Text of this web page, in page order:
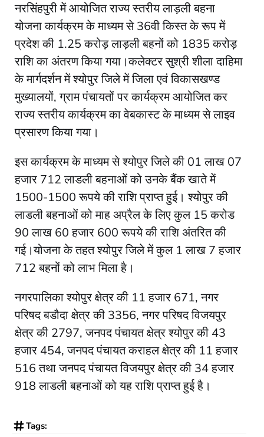
नरसिंहपुरी में आयोजित राज्य स्तरीय लाड़ली बहना
योजना कार्यक्रम के माध्यम से 36वी किस्त के रूप में
प्रदेश की 1.25 करोड़ लाड़ली बहनों को 1835 करोड़
राशि का अंतरण किया गया।कलेक्टर सुश्री शीला दाहिमा
के मार्गदर्शन में श्योपुर जिले में जिला एवं विकासखण्ड
मुख्यालयों, ग्राम पंचायतों पर कार्यक्रम आयोजित कर
राज्य स्तरीय कार्यक्रम का वेबकास्ट के माध्यम से लाइव
प्रसारण किया गया।
इस कार्यक्रम के माध्यम से श्योपुर जिले की 01 लाख 07
हजार 712 लाडली बहनाओं को उनके बैंक खाते में
1500-1500 रूपये की राशि प्राप्त हुई। श्योपुर की
लाडली बहनाओं को माह अप्रैल के लिए कुल 15 करोड
90 लाख 60 हजार 600 रूपये की राशि अंतरित की
गई।योजना के तहत श्योपुर जिले में कुल 1 लाख 7 हजार
712 बहनों को लाभ मिला है।
नगरपालिका श्योपुर क्षेत्र की 11 हजार 671, नगर
परिषद बडौदा क्षेत्र की 3356, नगर परिषद विजयपुर
क्षेत्र की 2797, जनपद पंचायत क्षेत्र श्योपुर की 43
हजार 454, जनपद पंचायत कराहल क्षेत्र की 11 हजार
516 तथा जनपद पंचायत विजयपुर क्षेत्र की 34 हजार
918 लाडली बहनाओं को यह राशि प्राप्त हुई है।
Tags: